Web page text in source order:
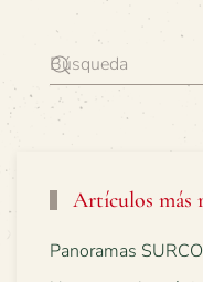
Artículos más
Panoramas